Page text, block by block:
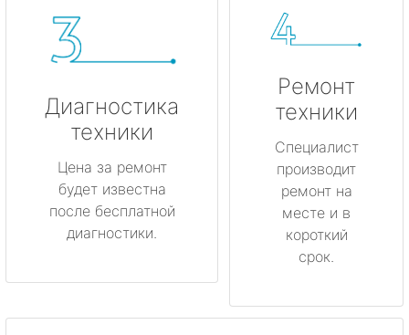
Диагностика
техники
Цена за ремонт
будет известна
после бесплатной
диагностики.
Ремонт
техники
Специалист
производит
ремонт на
месте и в
короткий
срок.